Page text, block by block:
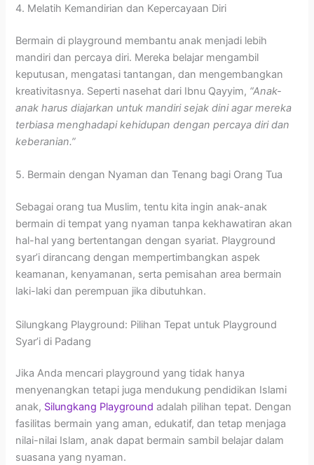
4. Melatih Kemandirian dan Kepercayaan Diri
Bermain di playground membantu anak menjadi lebih
mandiri dan percaya diri. Mereka belajar mengambil
keputusan, mengatasi tantangan, dan mengembangkan
kreativitasnya. Seperti nasehat dari Ibnu Qayyim, “Anak-
anak harus diajarkan untuk mandiri sejak dini agar mereka
terbiasa menghadapi kehidupan dengan percaya diri dan
keberanian.”
5. Bermain dengan Nyaman dan Tenang bagi Orang Tua
Sebagai orang tua Muslim, tentu kita ingin anak-anak
bermain di tempat yang nyaman tanpa kekhawatiran akan
hal-hal yang bertentangan dengan syariat. Playground
syar’i dirancang dengan mempertimbangkan aspek
keamanan, kenyamanan, serta pemisahan area bermain
laki-laki dan perempuan jika dibutuhkan.
Silungkang Playground: Pilihan Tepat untuk Playground
Syar’i di Padang
Jika Anda mencari playground yang tidak hanya
menyenangkan tetapi juga mendukung pendidikan Islami
anak, Silungkang Playground adalah pilihan tepat. Dengan
fasilitas bermain yang aman, edukatif, dan tetap menjaga
nilai-nilai Islam, anak dapat bermain sambil belajar dalam
suasana yang nyaman.